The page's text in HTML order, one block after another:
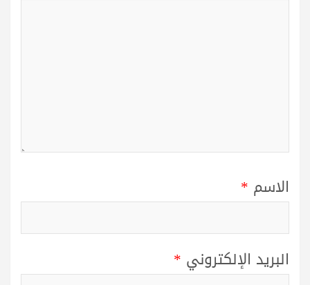
الاسم *
البريد الإلكتروني *